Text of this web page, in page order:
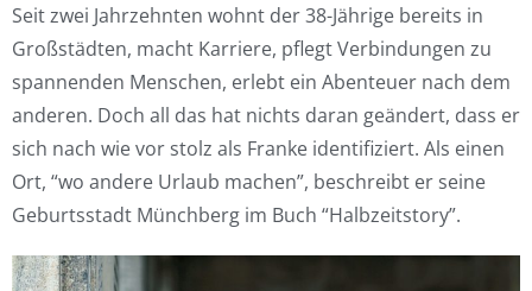
Seit zwei Jahrzehnten wohnt der 38-Jährige bereits in
Großstädten, macht Karriere, pflegt Verbindungen zu
spannenden Menschen, erlebt ein Abenteuer nach dem
anderen. Doch all das hat nichts daran geändert, dass er
sich nach wie vor stolz als Franke identifiziert. Als einen
Ort, “wo andere Urlaub machen”, beschreibt er seine
Geburtsstadt Münchberg im Buch “Halbzeitstory”.